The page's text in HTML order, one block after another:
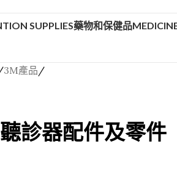
SUPPLIES藥物和保健品
3M產品/
診器配件及零件